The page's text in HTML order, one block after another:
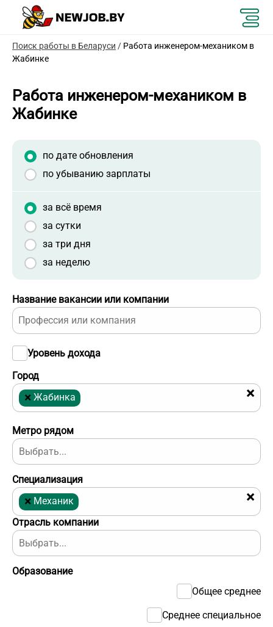
Поиск работы в Беларуси / Работа инженером-механиком в
Жабинке
Работа инженером-механиком в
Жабинке
Отрасль компании
Название вакансии или компании
Город
×
× Жабинка
Уровень дохода
Образование
Общее среднее
Среднее специальное
Метро рядом
по дате обновления
по убыванию зарплаты
за всё время
за сутки
за три дня
за неделю
Специализация
×
× Механик